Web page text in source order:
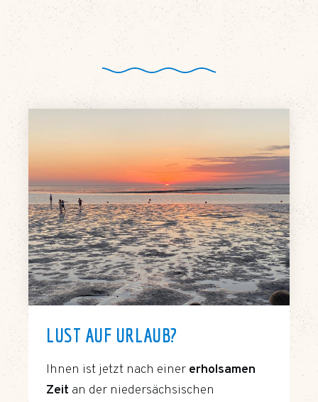
LUST AUF URLAUB?
Ihnen ist jetzt nach einer erholsamen
Zeit an der niedersächsischen